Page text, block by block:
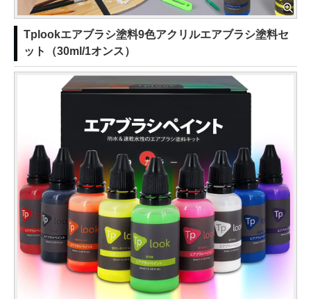
Tplookエアブラシ塗料9色アクリルエアブラシ塗料セ
ット（30ml/1オンス）